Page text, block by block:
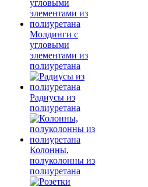
Молдинги с
угловыми
элементами из
полиуретана
Радиусы из
полиуретана
Колонны,
полуколонны из
полиуретана